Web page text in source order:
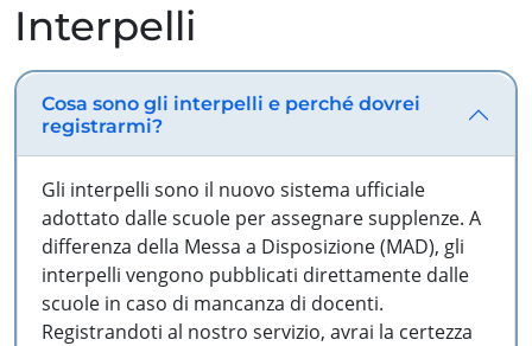
Interpelli
Cosa sono gli interpelli e perché dovrei
registrarmi?
Gli interpelli sono il nuovo sistema ufficiale
adottato dalle scuole per assegnare supplenze. A
differenza della Messa a Disposizione (MAD), gli
interpelli vengono pubblicati direttamente dalle
scuole in caso di mancanza di docenti.
Registrandoti al nostro servizio, avrai la certezza